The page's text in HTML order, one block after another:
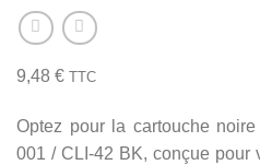
9,48 € TTC
Optez pour la cartouche
001 / CLI-42 BK, conçue pour